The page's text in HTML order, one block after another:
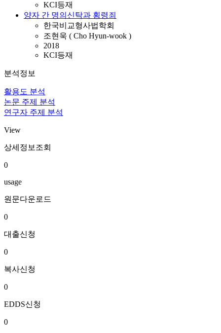
KCI등재
양자 간 명의신탁과 횡령죄
한국비교형사법학회
조현욱 ( Cho Hyun-wook )
2018
KCI등재
분석정보
활용도 분석
논문 주제 분석
연구자 주제 분석
View
상세정보조회
0
usage
원문다운로드
0
대출신청
0
복사신청
0
EDDS신청
0